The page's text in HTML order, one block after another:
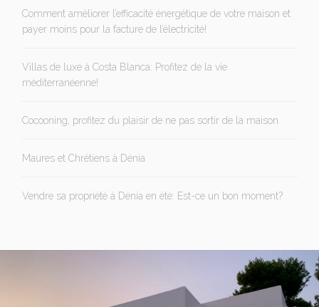
Comment améliorer l’efficacité énergétique de votre maison et
payer moins pour la facture de l’électricité!
Villas de luxe à Costa Blanca: Profitez de la vie
méditerranéenne!
Cocooning, profitez du plaisir de ne pas sortir de la maison
Maures et Chrétiens à Dénia
Vendre sa propriété à Dénia en été: Est-ce un bon moment?